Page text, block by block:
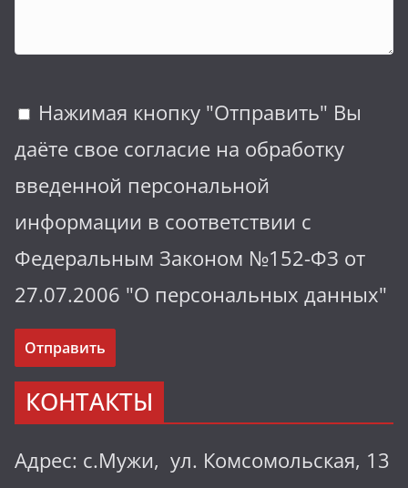
Нажимая кнопку "Отправить" Вы
даёте свое согласие на обработку
введенной персональной
информации в соответствии с
Федеральным Законом №152-ФЗ от
27.07.2006 "О персональных данных"
КОНТАКТЫ
Адрес: с.Мужи, ул. Комсомольская, 13